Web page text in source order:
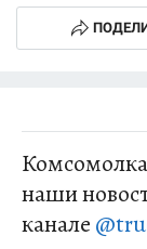
наши
канале